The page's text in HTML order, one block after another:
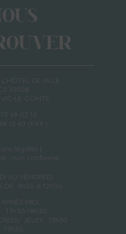
DE VILLE
CS 10028
VIC-LE-COMTE
73 69 02 12
12 60 (FAX.)
légales
: non conforme
AU VENDREDI
DE 8h30 à 12h30
APRÈS-MIDI
: 13h30-18h30
JEUDI : 13h30 -
17h30